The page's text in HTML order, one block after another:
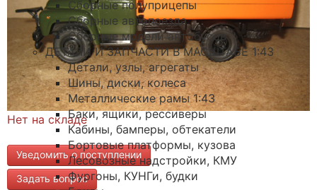
Сборные полуприцепы
Сборные автопоезда
Сборные модели автобусов
ДЕТАЛИ И ЗАПЧАСТИ В МАСШТАБЕ 1:43
Детали, узлы, агрегаты
Шины, диски, колеса
Металлические рамы 1:43
Баки, ящики, рессиверы
Кабины, бамперы, обтекатели
Бортовые платформы, кузова
Лесовозные надстройки, КМУ
Фургоны, КУНГи, будки
Нет на складе
Уведомить о поступлении
Задать вопрос